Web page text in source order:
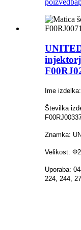
Ime
Številka
Znamka:
Velikost:
Uporaba:
224, 244,